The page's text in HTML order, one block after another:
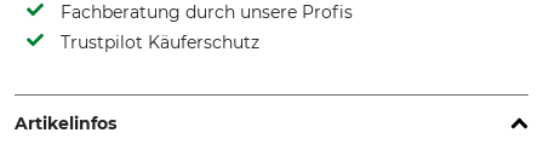
Fachberatung durch unsere Profis
Trustpilot Käuferschutz
Artikelinfos